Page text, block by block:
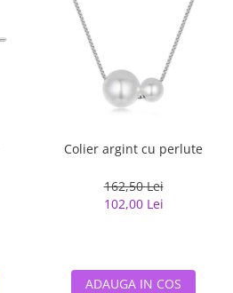
Colier argint cu perlute
162,50 Lei
102,00 Lei
ADAUGA IN COS